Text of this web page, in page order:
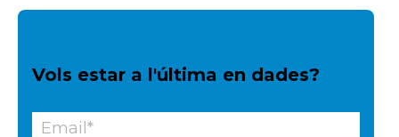
Vols estar a l'última en dades?